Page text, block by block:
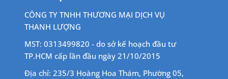
CÔNG TY TNHH THƯƠNG MẠI DỊCH VỤ
THANH LƯỢNG
MST: 0313499820 - do sở kế hoạch đầu tư
TP.HCM cấp lần đầu ngày 21/10/2015
Địa chỉ: 235/3 Hoàng Hoa Thám, Phường 05,